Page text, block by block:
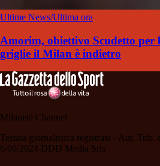
Ultime News/Ultima ora
Amorim, obiettivo Scudetto per
griglie il Milan è indietro
Milanisti Channel
Testata giornalistica registrata - Aut.
6/06/2024 DDD Media Srls